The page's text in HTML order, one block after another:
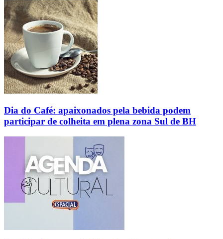
Dia do Café: apaixonados pela bebida podem
participar de colheita em plena zona Sul de BH